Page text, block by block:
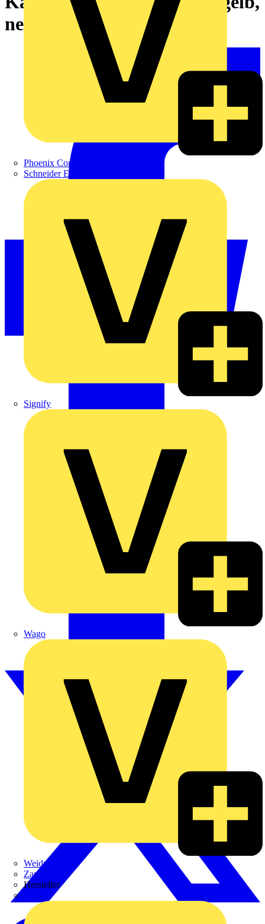
Phoenix Contact
Schneider Electric
Signify
Wago
Weidmüller
Zaptec
Hersteller
neutral, Polyamid 66